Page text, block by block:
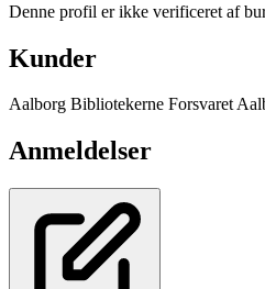
Denne profil er ikke verificeret af
Kunder
Aalborg Bibliotekerne Forsvaret
Anmeldelser